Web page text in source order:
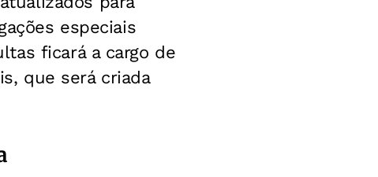
especiais
ficará a cargo de
que será criada